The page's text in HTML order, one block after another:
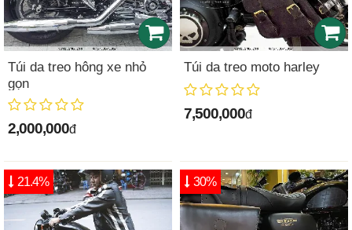
Túi da treo hông xe nhỏ
gọn
2,000,000đ
Túi da treo moto harley
7,500,000đ
21.4% 30%